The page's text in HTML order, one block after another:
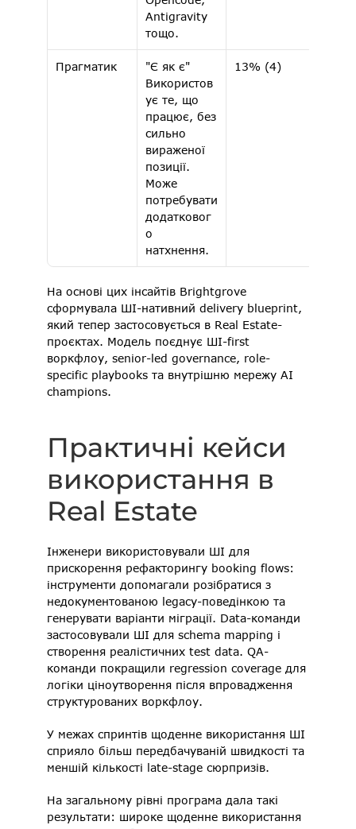
Antigravity
тощо.
Прагматик
"Є як є"
Використов
ує те, що
працює, без
сильно
вираженої
позиції.
Може
потребувати
додатковог
о
натхнення.
13% (4)
На основі цих інсайтів Brightgrove
сформувала ШІ-нативний delivery blueprint,
який тепер застосовується в Real Estate-
проєктах. Модель поєднує ШІ-first
воркфлоу, senior-led governance, role-
specific playbooks та внутрішню мережу AI
champions.
Практичні кейси
використання в
Real Estate
Інженери використовували ШІ для
прискорення рефакторингу booking flows:
інструменти допомагали розібратися з
недокументованою legacy-поведінкою та
генерувати варіанти міграції. Data-команди
застосовували ШІ для schema mapping і
створення реалістичних test data. QA-
команди покращили regression coverage для
логіки ціноутворення після впровадження
структурованих воркфлоу.
У межах спринтів щоденне використання ШІ
сприяло більш передбачуваній швидкості та
меншій кількості late-stage сюрпризів.
На загальному рівні програма дала такі
результати: широке щоденне використання